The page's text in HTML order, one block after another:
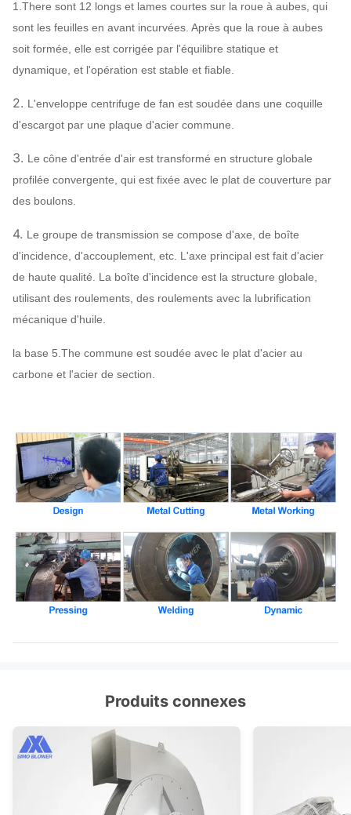
Lubrification
bain d'huile
Rapport du
refroidissement
Refroidissement à l'air,
Système de
fan centrifuge
ABB,
SIEMENS,
Roue à aubes
SS304,
SS316,
HG785,
DB685…
SS304,
acier 45#
(acier de
construction de
haute
résistance de
carbone),
42CrMo, acier
inoxydable…
NSK, ZWZ…
facultative
silencieux, d'admission et de
Bride d'admission et de débouché,
amortisseur, déclencheur électrique,
isolant de choc, accouplement de
diaphragme, accouplement liquide,
1.There sont 12 longs et lames courtes sur la roue à aubes, qui
sont les feuilles en avant incurvées. Après que la roue à aubes
soit formée, elle est corrigée par l'équilibre statique et
dynamique, et l'opération est stable et fiable.
2. L'enveloppe centrifuge de fan est soudée dans une coquille
d'escargot par une plaque d'acier commune.
3. Le cône d'entrée d'air est transformé en structure globale
profilée convergente, qui est fixée avec le plat de couverture par
des boulons.
4. Le groupe de transmission se compose d'axe, de boîte
d'incidence, d'accouplement, etc. L'axe principal est fait d'acier
de haute qualité. La boîte d'incidence est la structure globale,
utilisant des roulements, des roulements avec la lubrification
mécanique d'huile.
la base 5.The commune est soudée avec le plat d'acier au
carbone et l'acier de section.
Produits connexes